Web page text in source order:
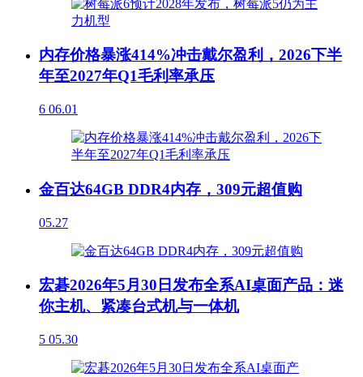
内存价格暴涨414%冲击戴尔盈利，2026下半
年至2027年Q1毛利率承压
6 06.01
金百达64GB DDR4内存，309元超值购
05.27
宏碁2026年5月30日发布全系AI桌面产品：迷
你主机、紧凑台式机与一体机
5 05.30